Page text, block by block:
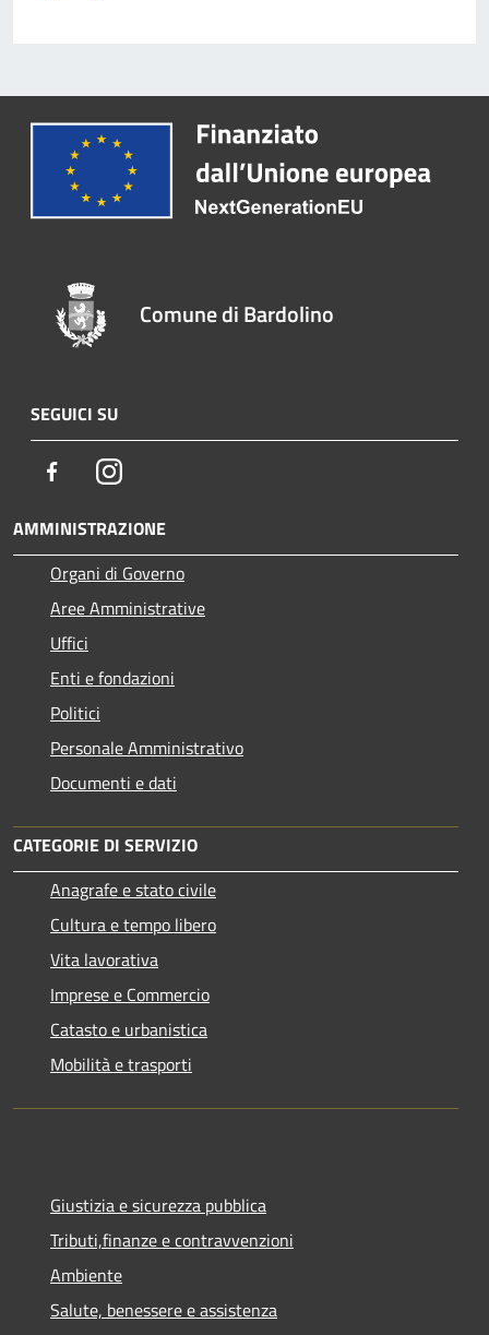
Comune di Bardolino
SEGUICI SU
FacebookInstagram
AMMINISTRAZIONE
Organi di Governo
Aree Amministrative
Uffici
Enti e fondazioni
Politici
Personale Amministrativo
Documenti e dati
CATEGORIE DI SERVIZIO
Anagrafe e stato civile
Cultura e tempo libero
Vita lavorativa
Imprese e Commercio
Catasto e urbanistica
Mobilità e trasporti
Giustizia e sicurezza pubblica
Tributi,finanze e contravvenzioni
Ambiente
Salute, benessere e assistenza